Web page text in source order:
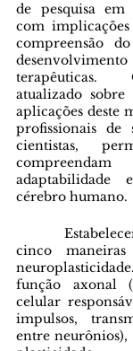
de pesquisa em
com
compreensão
desenvolvimento
terapêuticas.
atualizado sobre
aplicações deste
profissionais de
cientistas,
cérebro humano.
cinco
função axonal
celular
impulsos,
entre neurônios),